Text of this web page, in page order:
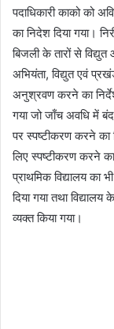
पदाधिकारी काको को
का निदेश दिया गया।
बिजली के तारों से
अभियंता, विद्युत एवं
अनुश्रवण करने का निर्देश
गया जो जाँच अवधि में
पर स्पष्टीकरण करने का
लिए स्पष्टीकरण करने का
प्राथमिक विद्यालय का
दिया गया तथा
व्यक्त किया गया।